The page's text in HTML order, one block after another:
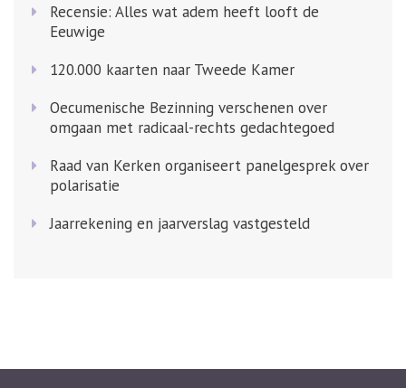
Recensie: Alles wat adem heeft looft de
Eeuwige
120.000 kaarten naar Tweede Kamer
Oecumenische Bezinning verschenen over
omgaan met radicaal-rechts gedachtegoed
Raad van Kerken organiseert panelgesprek over
polarisatie
Jaarrekening en jaarverslag vastgesteld